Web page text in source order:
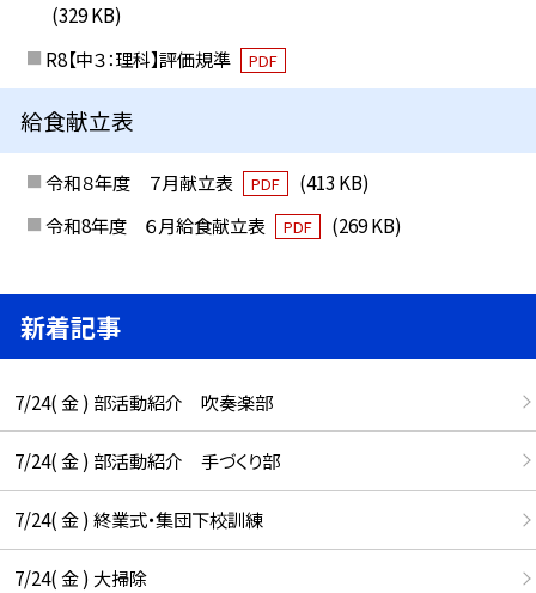
(329 KB)
R8【中３：理科】評価規準
PDF
給食献立表
令和８年度 ７月献立表 PDF
(413 KB)
令和8年度 ６月給食献立表
PDF (269 KB)
新着記事
7/24( 金 ) 部活動紹介 吹奏楽部
7/24( 金 ) 部活動紹介 手づくり部
7/24( 金 ) 終業式・集団下校訓練
7/24( 金 ) 大掃除